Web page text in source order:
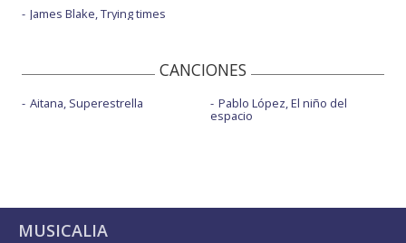
James Blake, Trying times
CANCIONES
Aitana, Superestrella Pablo López, El niño del
espacio
MUSICALIA